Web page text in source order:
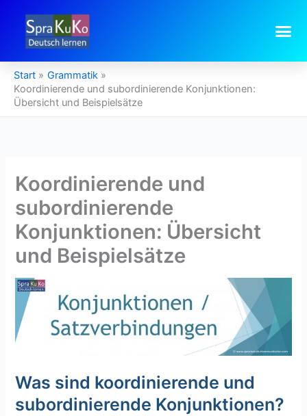
springen
Start
Grammatik
Koordinierende und subordinierende Konjunktionen:
Übersicht und Beispielsätze
Koordinierende und
subordinierende
Konjunktionen: Übersicht
und Beispielsätze
Was sind koordinierende und
subordinierende Konjunktionen?